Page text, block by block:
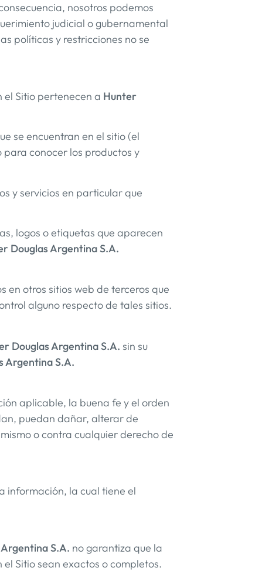
nosotros podemos
judicial o gubernamental
políticas y restricciones no se
Sitio pertenecen a Hunter
se encuentran en el sitio (el
para conocer los productos y
y servicios en particular que
logos o etiquetas que aparecen
Douglas Argentina S.A.
en otros sitios web de terceros que
alguno respecto de tales sitios.
Douglas Argentina S.A. sin su
Argentina S.A.
aplicable, la buena fe y el orden
puedan dañar, alterar de
o contra cualquier derecho de
información, la cual tiene el
S.A. no garantiza que la
Sitio sean exactos o completos.